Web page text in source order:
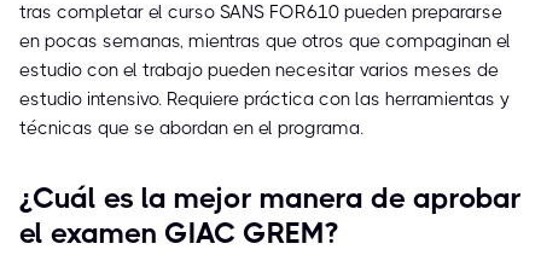
tras completar el curso SANS FOR610 pueden prepararse
en pocas semanas, mientras que otros que compaginan el
estudio con el trabajo pueden necesitar varios meses de
estudio intensivo. Requiere práctica con las herramientas y
técnicas que se abordan en el programa.
¿Cuál es la mejor manera de aprobar
el examen GIAC GREM?